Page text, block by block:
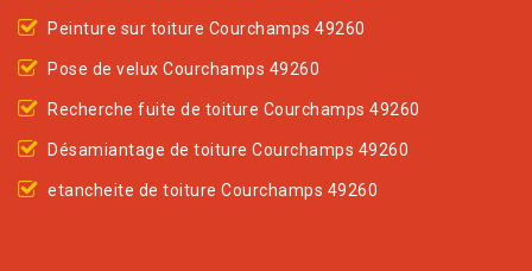
Peinture sur toiture Courchamps 49260
Pose de velux Courchamps 49260
Recherche fuite de toiture Courchamps 49260
Désamiantage de toiture Courchamps 49260
etancheite de toiture Courchamps 49260